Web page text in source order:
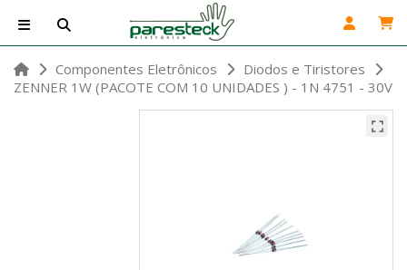
Componentes Eletrônicos
Diodos e Tiristores
ZENNER 1W (PACOTE COM 10 UNIDADES ) - 1N 4751 - 30V